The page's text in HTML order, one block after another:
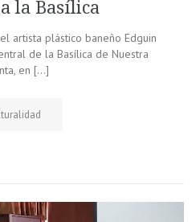
la Basílica
artista plástico baneño Edguin
de la Basílica de Nuestra
en […]